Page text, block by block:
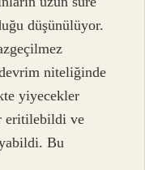
düşünülüyor.
niteliğinde
yiyecekler
eritilebildi ve
Bu